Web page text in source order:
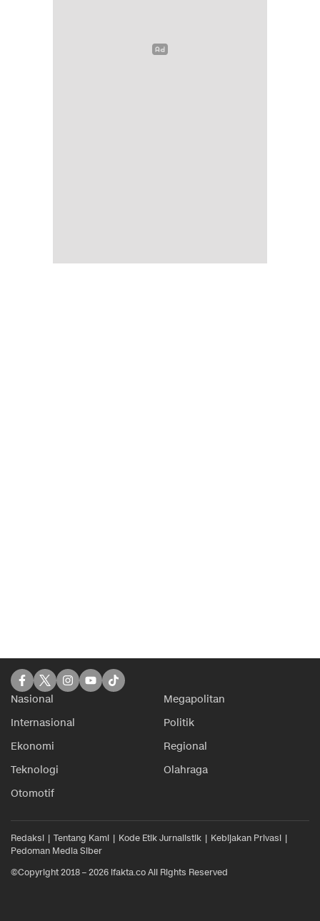
Nasional
Megapolitan
Internasional
Politik
Ekonomi
Regional
Teknologi
Olahraga
Otomotif
Redaksi Tentang Kami Kode Etik Jurnalistik
Kebijakan Privasi
Pedoman Media Siber
©Copyright 2018 – 2026 ifakta.co All Rights Reserved